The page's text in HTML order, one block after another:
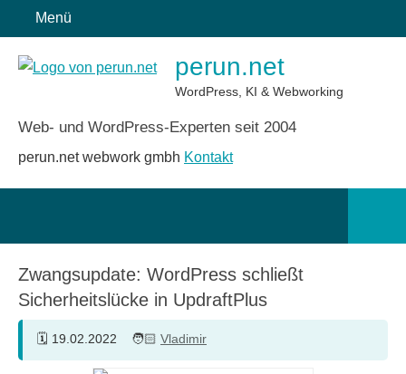
Inhalt
springen
Menü
perun.net
WordPress, KI & Webworking
Web- und WordPress-Experten seit 2004
perun.net webwork gmbh Kontakt
Zwangsupdate: WordPress schließt
Sicherheitslücke in UpdraftPlus
19.02.2022 Vladimir